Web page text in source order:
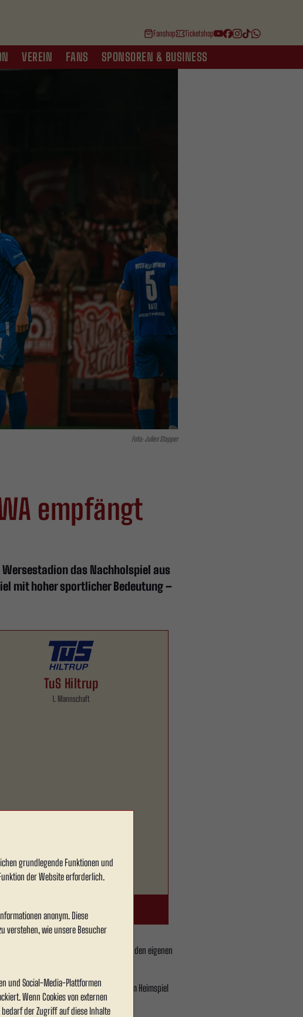
grundlegende Funktionen und
der Website erforderlich.
anonym. Diese
verstehen, wie unsere Besucher
und Social-Media-Plattformen
Wenn Cookies von externen
der Zugriff auf diese Inhalte
Fanshop Ticketshop
VEREIN FANS SPONSOREN & BUSINESS
Foto: Julien Stapper
empfängt
das Nachholspiel aus
mit hoher sportlicher Bedeutung –
TuS Hiltrup
1. Mannschaft
blieb Rot Weiss Ahlen deutlich hinter den eigenen
offensichtlich. Genau deshalb kommt dem Heimspiel